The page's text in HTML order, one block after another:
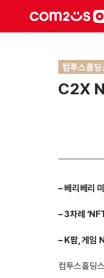
컴투스홀딩
C2X
– 베리베리
– 3차례
– K팝, 게임
컴투스홀딩